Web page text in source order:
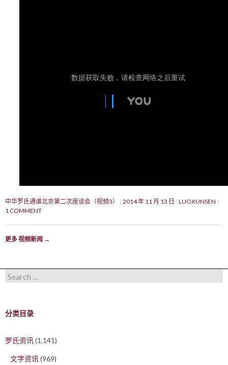
中华罗氏通谱北京第二次座谈会（视频3） 2014 年 11 月 13 日
LUOXUNSEN
1 COMMENT
更多 视频新闻 →
Search for:
分类目录
罗氏资讯(1,141)
文字资讯(969)